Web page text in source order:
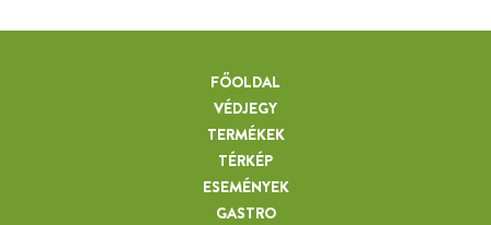
FŐOLDAL
VÉDJEGY
TERMÉKEK
TÉRKÉP
ESEMÉNYEK
GASTRO